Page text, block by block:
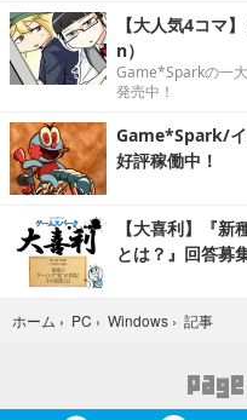
【大人気4コマ
n）
Game*Sparkの一
発売中！
Game*Spark/イ
好評稼働中！
【大喜利】『新
とは？』回答募
ホーム › PC › Windows › 記事